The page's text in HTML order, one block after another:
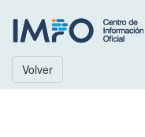
Volver